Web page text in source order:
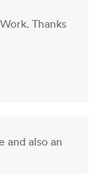
Thanks
and also an